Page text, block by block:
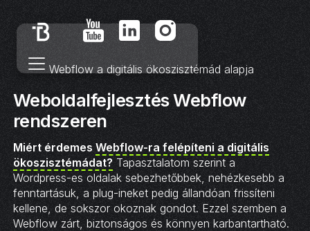
Webflow a digitális ökoszisztémád alapja
Weboldalfejlesztés Webflow
rendszeren
Miért érdemes Webflow-ra felépíteni a digitális
ökoszisztémádat? Tapasztalatom szerint a
Wordpress-es oldalak sebezhetőbbek, nehézkesebb a
fenntartásuk, a plug-ineket pedig állandóan frissíteni
kellene, de sokszor okoznak gondot. Ezzel szemben a
Webflow zárt, biztonságos és könnyen karbantartható.